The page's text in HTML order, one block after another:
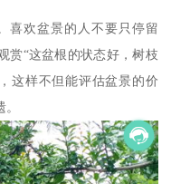
喜欢盆景的人不要只停留
赏“这盆根的状态好，树枝
这样不但能评估盆景的价